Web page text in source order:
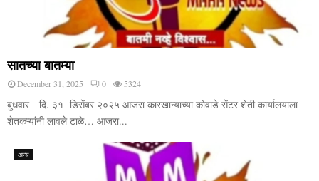
सातच्या बातम्या
December 31, 2025 0 5324
बुधवार दि. ३१ डिसेंबर २०२५ आजरा कारखान्याच्या कोवाडे सेंटर शेती कार्यालयाला
शेतकऱ्यांनी लावले टाळे… आजरा...
अन्य